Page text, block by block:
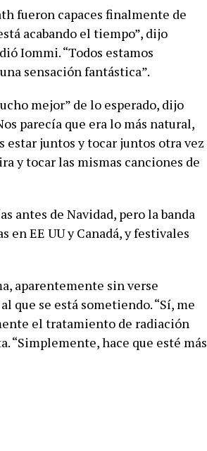
fueron capaces finalmente de
acabando el tiempo”, dijo
Iommi. “Todos estamos
sensación fantástica”.
mejor” de lo esperado, dijo
parecía que era lo más natural,
estar juntos y tocar juntos otra vez
y tocar las mismas canciones de
antes de Navidad, pero la banda
en EE UU y Canadá, y festivales
aparentemente sin verse
que se está sometiendo. “Sí, me
el tratamiento de radiación
“Simplemente, hace que esté más